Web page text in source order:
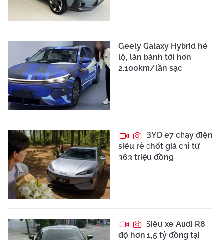
Geely Galaxy Hybrid hé
lộ, lăn bánh tới hơn
2.100km/lần sạc
BYD e7 chạy điện
siêu rẻ chốt giá chỉ từ
363 triệu đồng
Siêu xe Audi R8
độ hơn 1,5 tỷ đồng tại